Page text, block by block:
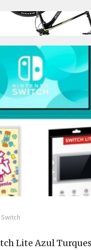
Lite Azul